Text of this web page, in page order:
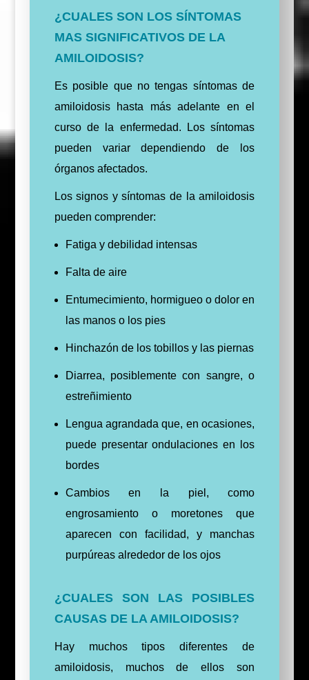
¿CUALES SON LOS SÍNTOMAS
MAS SIGNIFICATIVOS DE LA
AMILOIDOSIS?
Es posible que no tengas síntomas de
amiloidosis hasta más adelante en el
curso de la enfermedad. Los síntomas
pueden variar dependiendo de los
órganos afectados.
Los signos y síntomas de la amiloidosis
pueden comprender:
Fatiga y debilidad intensas
Falta de aire
Entumecimiento, hormigueo o dolor en
las manos o los pies
Hinchazón de los tobillos y las piernas
Diarrea, posiblemente con sangre, o
estreñimiento
Lengua agrandada que, en ocasiones,
puede presentar ondulaciones en los
bordes
Cambios en la piel, como
engrosamiento o moretones que
aparecen con facilidad, y manchas
purpúreas alrededor de los ojos
¿CUALES SON LAS POSIBLES
CAUSAS DE LA AMILOIDOSIS?
Hay muchos tipos diferentes de
amiloidosis, muchos de ellos son